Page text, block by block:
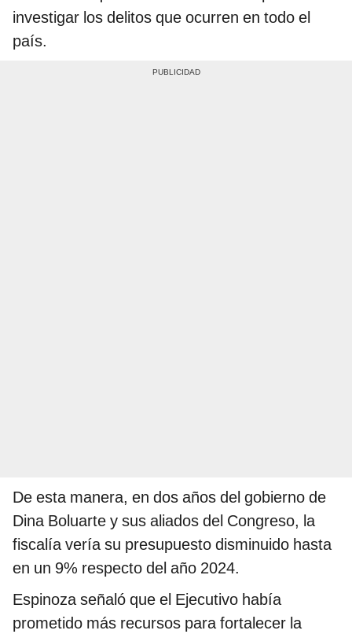
investigar los delitos que ocurren en todo el
país.
De esta manera, en dos años del gobierno de
Dina Boluarte y sus aliados del Congreso, la
fiscalía vería su presupuesto disminuido hasta
en un 9% respecto del año 2024.
Espinoza señaló que el Ejecutivo había
prometido más recursos para fortalecer la